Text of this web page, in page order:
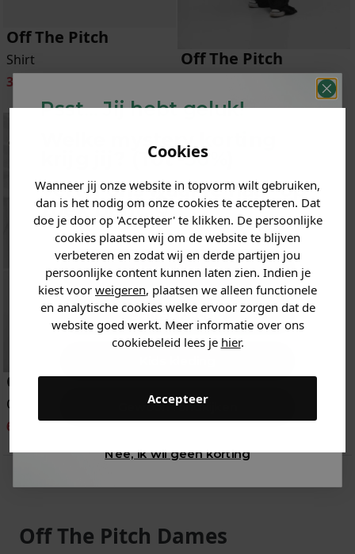
Cookies
Wanneer jij onze website in topvorm wilt gebruiken,
dan is het nodig om onze cookies te accepteren. Dat
doe je door op 'Accepteer' te klikken. De persoonlijke
cookies plaatsen wij om de website te blijven
verbeteren en zodat wij en derde partijen jou
persoonlijke content kunnen laten zien. Indien je
kiest voor weigeren, plaatsen we alleen functionele
en analytische cookies welke ervoor zorgen dat de
website goed werkt. Meer informatie over ons
cookiebeleid lees je hier.
Accepteer
Off The Pitch
Shirt
35.95
Off The Pitch
87.95219.95
Off The Pitch
Overhemd
69.95
99.95
13van13gezien
Off The Pitch Dames
Psst... Jij hebt geluk!
Welke mystery
krijg jij? (Tot-30%
Vertel ons waar je naar op
zoek bent. 👇
Heren kleding
Dames kleding
Gewoon rondkijken
Nee, ik wil geen korting